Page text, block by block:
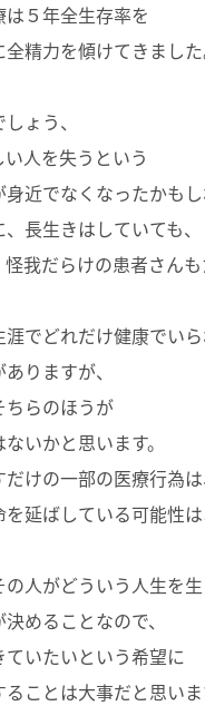
５年全生存率を
精力を傾けてきました
ょう、
人を失うという
近でなくなったかもし
長生きはしていても、
我だらけの患者さんも
でどれだけ健康でいら
りますが、
らのほうが
いかと思います。
けの一部の医療行為は
延ばしている可能性は
の人がどういう人生を
めることなので、
ていたいという希望に
ことは大事だと思いま